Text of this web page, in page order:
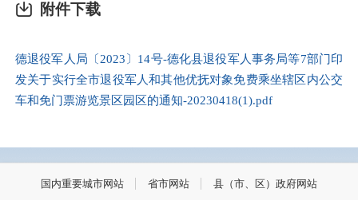
附件下载
德退役军人局〔2023〕14号-德化县退役军人事务局等7部门印
发关于实行全市退役军人和其他优抚对象免费乘坐辖区内公交
车和免门票游览景区园区的通知-20230418(1).pdf
国内重要城市网站 省市网站 县（市、区）政府网站